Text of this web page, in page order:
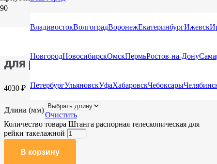
ВладивостокВолгоградВоронежЕкатеринбургИжевск
НовгородНовосибирскОмскПермьРостов-на-Дону
ПетербургУльяновскУфаХабаровскЧебоксары
телескопическая для рейки такелажной
для рейки такелажной
4030 ₽
Длина (мм)
Очистить
Количество товара Штанга распорная телескопическая для
рейки такелажной
В корзину